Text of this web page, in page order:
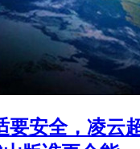
要安全，凌云